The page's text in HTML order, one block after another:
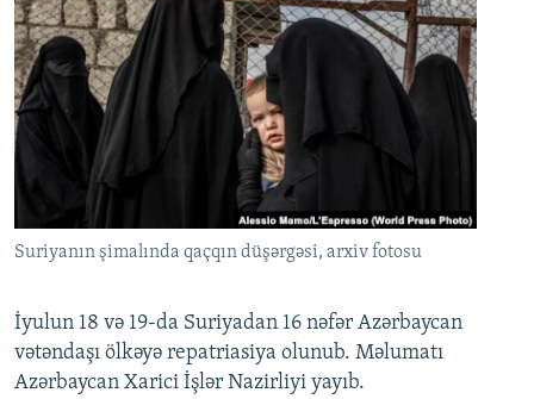
Suriyanın şimalında qaçqın düşərgəsi, arxiv fotosu
İyulun 18 və 19-da Suriyadan 16 nəfər Azərbaycan
vətəndaşı ölkəyə repatriasiya olunub. Məlumatı
Azərbaycan Xarici İşlər Nazirliyi yayıb.